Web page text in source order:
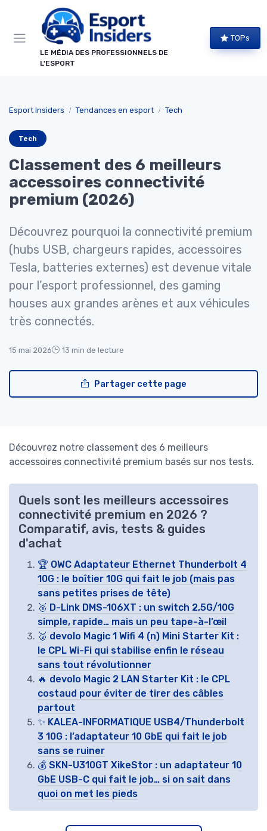
LE MÉDIA DES PROFESSIONNELS DE
L'ESPORT
TOPs
Esport Insiders Tendances en esport Tech
Tech
Classement des 6 meilleurs
accessoires connectivité
premium (2026)
Découvrez pourquoi la connectivité premium
(hubs USB, chargeurs rapides, accessoires
Tesla, batteries externes) est devenue vitale
pour l’esport professionnel, des gaming
houses aux grandes arènes et aux véhicules
très connectés.
15 mai 2026 13 min de lecture
Partager cette page
Découvrez notre classement des 6 meilleurs
accessoires connectivité premium basés sur nos tests.
Quels sont les meilleurs accessoires
connectivité premium en 2026 ?
Comparatif, avis, tests & guides
d'achat
🏆 OWC Adaptateur Ethernet Thunderbolt 4
10G : le boîtier 10G qui fait le job (mais pas
sans petites prises de tête)
🥈 D-Link DMS-106XT : un switch 2,5G/10G
simple, rapide… mais un peu tape-à-l’œil
🥉 devolo Magic 1 Wifi 4 (n) Mini Starter Kit :
le CPL Wi-Fi qui stabilise enfin le réseau
sans tout révolutionner
🔥 devolo Magic 2 LAN Starter Kit : le CPL
costaud pour éviter de tirer des câbles
partout
✨ KALEA-INFORMATIQUE USB4/Thunderbolt
3 10G : l’adaptateur 10 GbE qui fait le job
sans se ruiner
💰 SKN-U310GT XikeStor : un adaptateur 10
GbE USB-C qui fait le job… si on sait dans
quoi on met les pieds
Panneau de gestion des cookies